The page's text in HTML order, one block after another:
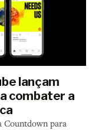
lançam
combater a
Countdown para